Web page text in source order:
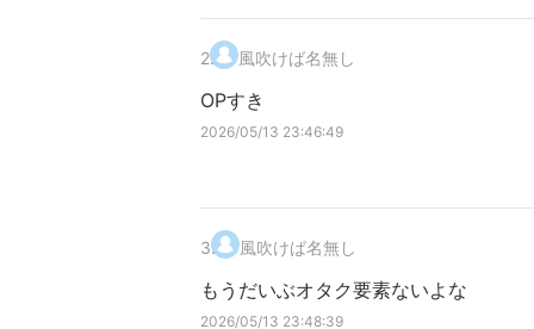
2. 風吹けば名無し
OPすき
2026/05/13 23:46:49
3. 風吹けば名無し
もうだいぶオタク要素ないよな
2026/05/13 23:48:39